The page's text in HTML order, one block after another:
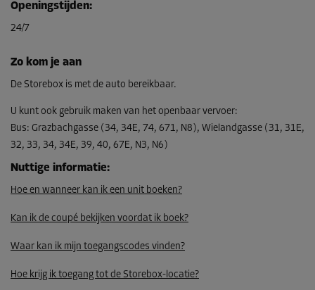
-10%
63,00 EUR/maand
56,69 EUR/maand
Unit 40
Oppervlak: 1,5 m²
Inhoud: 4,5 m³
L:1,5m B:1m H:3m
-10%
Vanaf
53,99 EUR/maand
Openingstijden:
24/7
Zo kom je aan
De Storebox is met de auto bereikbaar.
U kunt ook gebruik maken van het openbaar vervoer:
Bus: Grazbachgasse (34, 34E, 74, 671, N8), Wielandgasse (31, 31E,
32, 33, 34, 34E, 39, 40, 67E, N3, N6)
Nuttige informatie:
Hoe en wanneer kan ik een unit boeken?
Kan ik de coupé bekijken voordat ik boek?
Waar kan ik mijn toegangscodes vinden?
Hoe krijg ik toegang tot de Storebox-locatie?